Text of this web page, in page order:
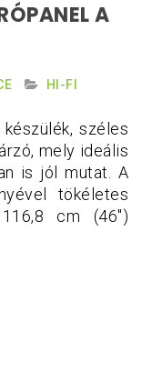
A
HI-FI
széles
mely ideális
is jól mutat. A
tökéletes
cm (46")